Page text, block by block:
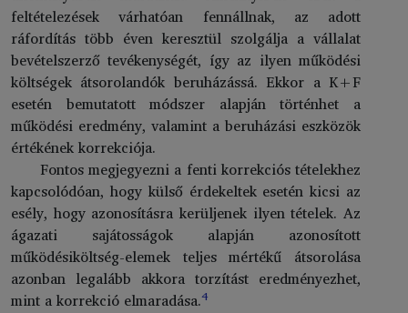
feltételezések várhatóan fennállnak, az adott
ráfordítás több éven keresztül szolgálja a vállalat
bevételszerző tevékenységét, így az ilyen működési
költségek átsorolandók beruházássá. Ekkor a K+F
esetén bemutatott módszer alapján történhet a
működési eredmény, valamint a beruházási eszközök
értékének korrekciója.
Fontos megjegyezni a fenti korrekciós tételekhez
kapcsolódóan, hogy külső érdekeltek esetén kicsi az
esély, hogy azonosításra kerüljenek ilyen tételek. Az
ágazati sajátosságok alapján azonosított
működésiköltség-elemek teljes mértékű átsorolása
azonban legalább akkora torzítást eredményezhet,
mint a korrekció elmaradása.4